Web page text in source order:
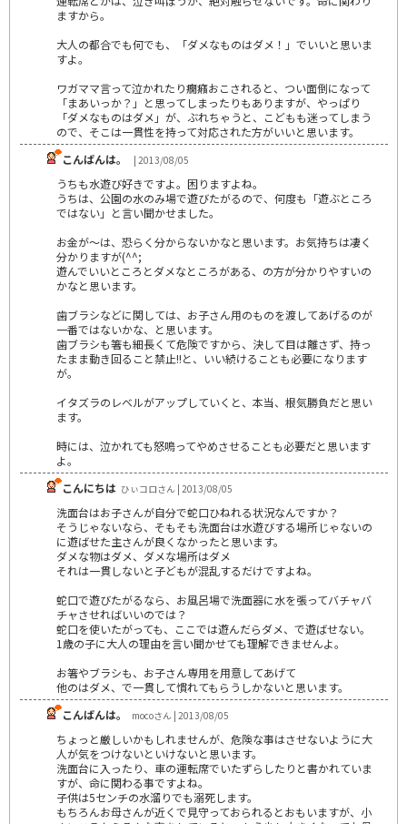
ますから。
大人の都合でも何でも、「ダメなものはダメ！」でいいと思いま
すよ。
ワガママ言って泣かれたり癇癪おこされると、つい面倒になって
「まあいっか？」と思ってしまったりもありますが、やっぱり
「ダメなものはダメ」が、ぶれちゃうと、こどもも迷ってしまう
ので、そこは一貫性を持って対応された方がいいと思います。
こんばんは。
| 2013/08/05
うちも水遊び好きですよ。困りますよね。
うちは、公園の水のみ場で遊びたがるので、何度も「遊ぶところ
ではない」と言い聞かせました。
お金が～は、恐らく分からないかなと思います。お気持ちは凄く
分かりますが(^^;
遊んでいいところとダメなところがある、の方が分かりやすいの
かなと思います。
歯ブラシなどに関しては、お子さん用のものを渡してあげるのが
一番ではないかな、と思います。
歯ブラシも箸も細長くて危険ですから、決して目は離さず、持っ
たまま動き回ること禁止!!と、いい続けることも必要になります
が。
イタズラのレベルがアップしていくと、本当、根気勝負だと思い
ます。
時には、泣かれても怒鳴ってやめさせることも必要だと思います
よ。
こんにちは ひぃコロさん | 2013/08/05
洗面台はお子さんが自分で蛇口ひねれる状況なんですか？
そうじゃないなら、そもそも洗面台は水遊びする場所じゃないの
に遊ばせた主さんが良くなかったと思います。
ダメな物はダメ、ダメな場所はダメ
それは一貫しないと子どもが混乱するだけですよね。
蛇口で遊びたがるなら、お風呂場で洗面器に水を張ってバチャバ
チャさせればいいのでは？
蛇口を使いたがっても、ここでは遊んだらダメ、で遊ばせない。
1歳の子に大人の理由を言い聞かせても理解できませんよ。
お箸やブラシも、お子さん専用を用意してあげて
他のはダメ、で一貫して慣れてもらうしかないと思います。
こんばんは。
mocoさん | 2013/08/05
ちょっと厳しいかもしれませんが、危険な事はさせないように大
人が気をつけないといけないと思います。
洗面台に入ったり、車の運転席でいたずらしたりと書かれていま
すが、命に関わる事ですよね。
子供は5センチの水溜りでも溺死します。
もちろんお母さんが近くで見守っておられるとおもいますが、小